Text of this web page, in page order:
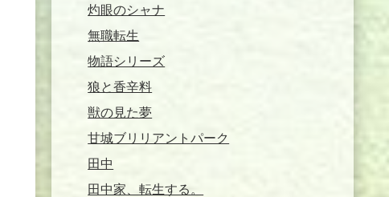
灼眼のシャナ
無職転生
物語シリーズ
狼と香辛料
獣の見た夢
甘城ブリリアントパーク
田中
田中家、転生する。